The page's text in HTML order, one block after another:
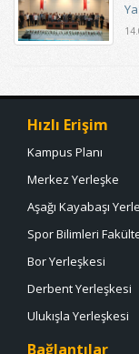
Hızlı Erişim
Kampus Planı
Merkez Yerleşke
Aşağı Kayabaşı
Spor Bilimleri
Bor Yerleşkesi
Derbent Yerleşkesi
Ulukışla Yerleşkesi
Bağlantılar